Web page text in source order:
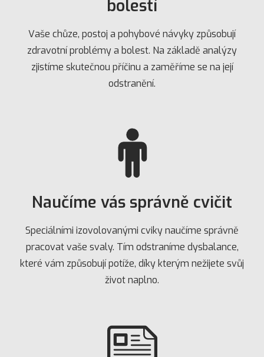
bolestí
Vaše chůze, postoj a pohybové návyky způsobují
zdravotní problémy a bolest. Na základě analýzy
zjistíme skutečnou příčinu a zaměříme se na její
odstranění.
Naučíme vás správně cvičit
Speciálními izovolovanými cviky naučíme správně
pracovat vaše svaly. Tím odstraníme dysbalance,
které vám způsobují potíže, díky kterým nežijete svůj
život naplno.